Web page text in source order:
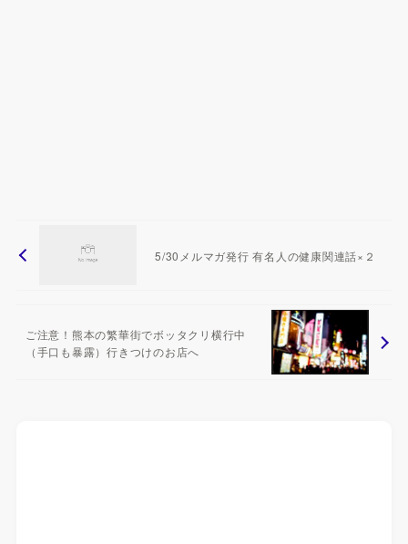
5/30メルマガ発行 有名人の健康関連話×２
ご注意！熊本の繁華街でボッタクリ横行中
（手口も暴露）行きつけのお店へ